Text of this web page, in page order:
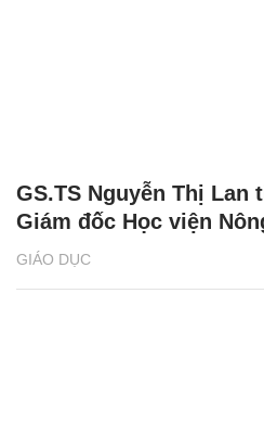
GIÁO DỤC
GS.TS Nguyễn Thị
Giám đốc Học viện